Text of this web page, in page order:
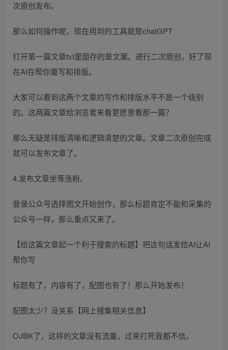
次原创发布。
那么如何操作呢，现在用到的工具就是chatGPT
打开第一篇文章txt里面存的是文案。进行二次原创，好了现
在AI在帮你重写和排版。
大家可以看到这两个文章的写作和排版水平不是一个级别
的。这两篇文章给浏览者来看更愿意看那一篇？
那么无疑是排版清晰和逻辑清楚的文章。文章二次原创完成
就可以发布文章了。
4.发布文章坐等涨粉。
登录公众号选择图文开始创作，那么标题肯定不能和采集的
公众号一样，那么重点又来了。
【给这篇文章起一个利于搜索的标题】把这句话发给AI让AI
帮你写
标题有了，内容有了，配图也有了！那么开始发布！
配图太少？没关系【网上搜集相关信息】
OJBK了，这样的文章没有流量，过来打死我都不信。